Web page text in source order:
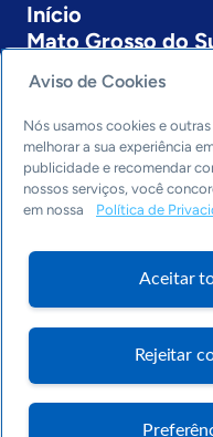
Início
Mato Grosso do
Sobre a ASN
Últimas notícias
Entre em contato
Editorias
Economia &
Inovação &
Cultura
Arquivo
Aviso de Cookies
Nós usamos cookies e
melhorar a sua experiência
publicidade e recomendar
nossos serviços, você
em nossa
Política de
Aceitar
Rejeitar